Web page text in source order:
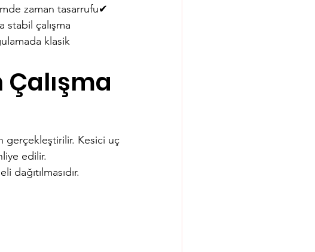
zaman tasarrufu✔
stabil çalışma
klasik
gerçekleştirilir. Kesici uç
edilir.